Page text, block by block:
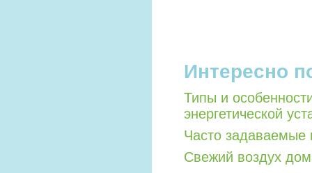
Интересно
Типы и
энергетической
Часто задаваемые
Свежий воздух